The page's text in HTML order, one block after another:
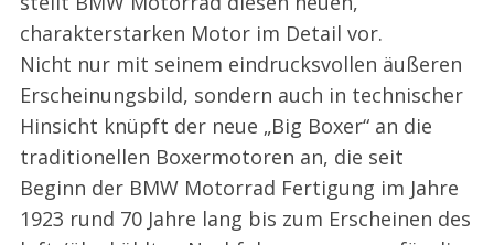
charakterstarken Motor im Detail vor.
Nicht nur mit seinem eindrucksvollen äußeren
Erscheinungsbild, sondern auch in technischer
Hinsicht knüpft der neue „Big Boxer“ an die
traditionellen Boxermotoren an, die seit
Beginn der BMW Motorrad Fertigung im Jahre
1923 rund 70 Jahre lang bis zum Erscheinen des